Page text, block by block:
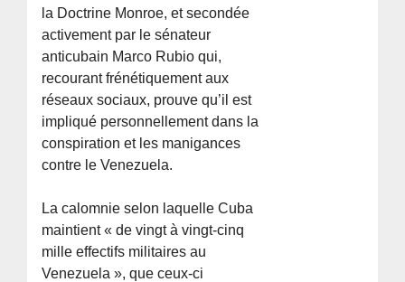
la Doctrine Monroe, et secondée
activement par le sénateur
anticubain Marco Rubio qui,
recourant frénétiquement aux
réseaux sociaux, prouve qu’il est
impliqué personnellement dans la
conspiration et les manigances
contre le Venezuela.
La calomnie selon laquelle Cuba
maintient « de vingt à vingt-cinq
mille effectifs militaires au
Venezuela », que ceux-ci